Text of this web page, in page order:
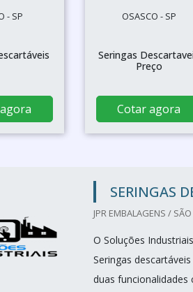
- SP
OSASCO - SP
Seringas
Preço
Cotar agora
SERINGAS
JPR EMBALAGENS /
O Soluções
Seringas
duas